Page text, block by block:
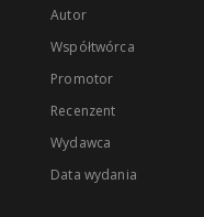
Autor
Współtwórca
Promotor
Recenzent
Wydawca
Data wydania